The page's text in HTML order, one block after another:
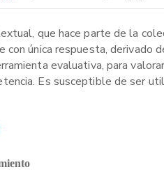
que hace parte de la
con única respuesta, derivado
evaluativa, para
Es susceptible de ser